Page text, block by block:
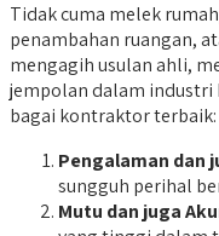
Tidak cuma melek
penambahan ruangan,
mengagih usulan ahli,
jempolan dalam industri
bagai kontraktor terbaik:
Pengalaman dan
sungguh perihal
Mutu dan juga